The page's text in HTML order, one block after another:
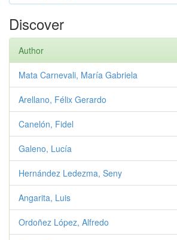
Discover
Author
Mata Carnevali, María Gabriela
Arellano, Félix Gerardo
Canelón, Fidel
Galeno, Lucía
Hernández Ledezma, Seny
Angarita, Luis
Ordoñez López, Alfredo